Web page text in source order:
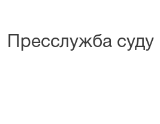
Пресслужба суду